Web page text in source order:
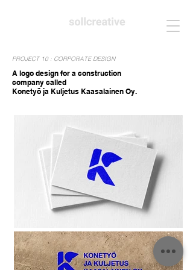
PROJECT 10 : CORPORATE DESIGN
A logo design for a construction
company called
Konetyö ja Kuljetus Kaasalainen Oy.